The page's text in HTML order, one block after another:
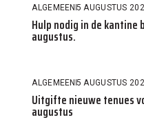
ALGEMEEN 5 AUGUSTUS
Hulp nodig in de
augustus.
ALGEMEEN 5 AUGUSTUS
Uitgifte nieuwe tenues
augustus